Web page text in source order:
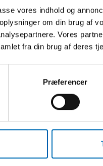
vores indhold og
om din brug af
Vores
fra din brug af deres
Præferencer
for nordisk
om